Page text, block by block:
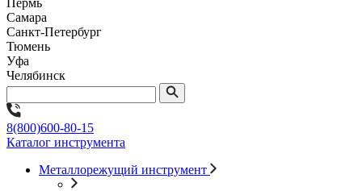
Пермь
Самара
Санкт-Петербург
Тюмень
Уфа
Челябинск
8(800)600-80-15
Каталог инструмента
Металлорежущий инструмент